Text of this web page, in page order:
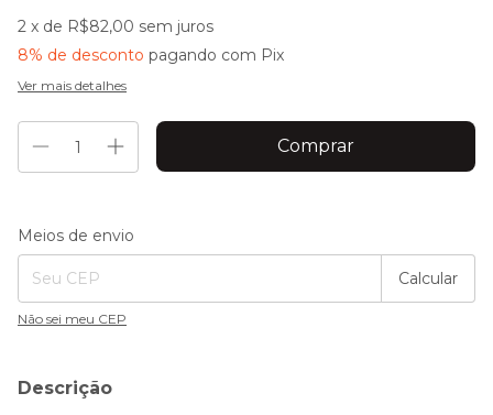
2 x de R$82,00 sem juros
8% de desconto pagando com Pix
Ver mais detalhes
Entregas para o CEP:
Meios de envio
Calcular
Não sei meu CEP
Descrição